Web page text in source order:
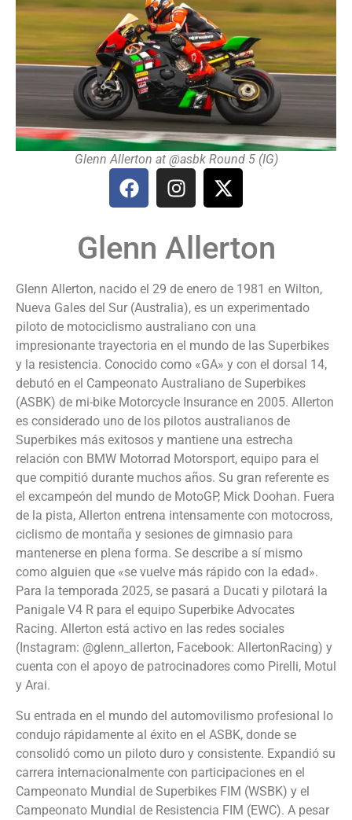
Glenn Allerton at @asbk Round 5 (IG)
Glenn Allerton
Glenn Allerton, nacido el 29 de enero de 1981 en Wilton,
Nueva Gales del Sur (Australia), es un experimentado
piloto de motociclismo australiano con una
impresionante trayectoria en el mundo de las Superbikes
y la resistencia. Conocido como «GA» y con el dorsal 14,
debutó en el Campeonato Australiano de Superbikes
(ASBK) de mi-bike Motorcycle Insurance en 2005. Allerton
es considerado uno de los pilotos australianos de
Superbikes más exitosos y mantiene una estrecha
relación con BMW Motorrad Motorsport, equipo para el
que compitió durante muchos años. Su gran referente es
el excampeón del mundo de MotoGP, Mick Doohan. Fuera
de la pista, Allerton entrena intensamente con motocross,
ciclismo de montaña y sesiones de gimnasio para
mantenerse en plena forma. Se describe a sí mismo
como alguien que «se vuelve más rápido con la edad».
Para la temporada 2025, se pasará a Ducati y pilotará la
Panigale V4 R para el equipo Superbike Advocates
Racing. Allerton está activo en las redes sociales
(Instagram: @glenn_allerton, Facebook: AllertonRacing) y
cuenta con el apoyo de patrocinadores como Pirelli, Motul
y Arai.
Su entrada en el mundo del automovilismo profesional lo
condujo rápidamente al éxito en el ASBK, donde se
consolidó como un piloto duro y consistente. Expandió su
carrera internacionalmente con participaciones en el
Campeonato Mundial de Superbikes FIM (WSBK) y el
Campeonato Mundial de Resistencia FIM (EWC). A pesar